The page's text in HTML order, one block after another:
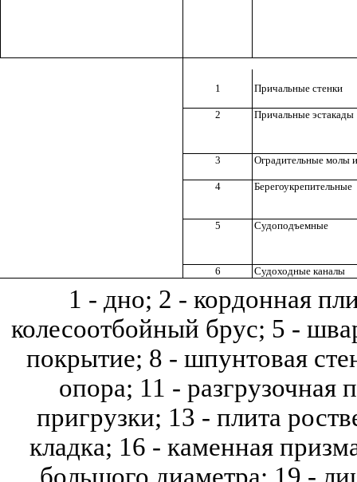
1 Причальные стенки
2 Причальные эстакады
3 Оградительные молы
4 Берегоукрепительные
5 Судоподъемные
6 Судоходные каналы
1 - дно; 2 - кордонная
колесоотбойный брус; 5 -
покрытие; 8 - шпунтовая
опора; 11 - разгрузочная
пригрузки; 13 - плита
кладка; 16 - каменная